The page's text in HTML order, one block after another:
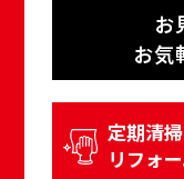
お
お気
定期清
リフォ